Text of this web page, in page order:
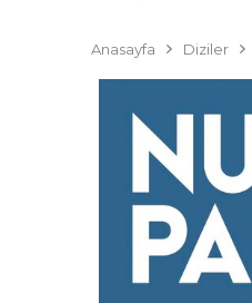
Anasayfa Diziler